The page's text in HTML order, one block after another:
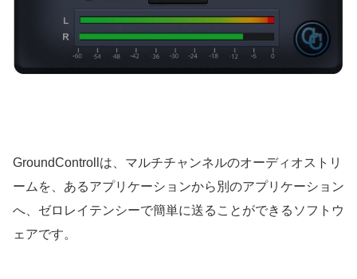
GroundControllは、マルチチャンネルのオーディオストリ
ームを、あるアプリケーションから別のアプリケーション
へ、ゼロレイテンシーで簡単に送ることができるソフトウ
ェアです。